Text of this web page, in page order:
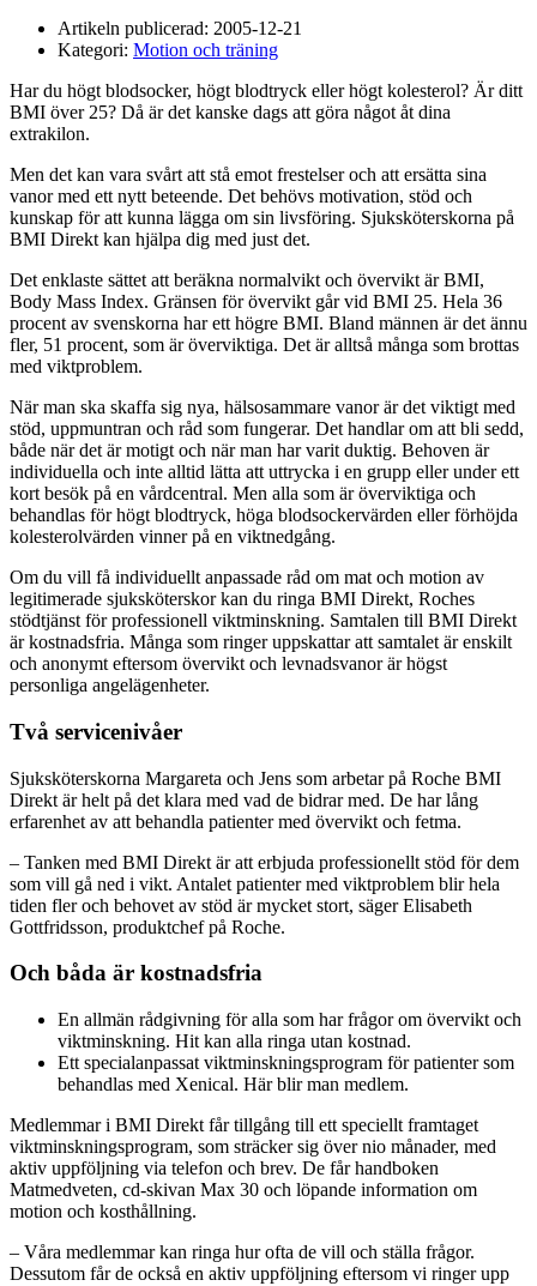
Artikeln publicerad: 2005-12-21
Kategori: Motion och träning
Har du högt blodsocker, högt blodtryck eller högt kolesterol? Är ditt
BMI över 25? Då är det kanske dags att göra något åt dina
extrakilon.
Men det kan vara svårt att stå emot frestelser och att ersätta sina
vanor med ett nytt beteende. Det behövs motivation, stöd och
kunskap för att kunna lägga om sin livsföring. Sjuksköterskorna på
BMI Direkt kan hjälpa dig med just det.
Det enklaste sättet att beräkna normalvikt och övervikt är BMI,
Body Mass Index. Gränsen för övervikt går vid BMI 25. Hela 36
procent av svenskorna har ett högre BMI. Bland männen är det ännu
fler, 51 procent, som är överviktiga. Det är alltså många som brottas
med viktproblem.
När man ska skaffa sig nya, hälsosammare vanor är det viktigt med
stöd, uppmuntran och råd som fungerar. Det handlar om att bli sedd,
både när det är motigt och när man har varit duktig. Behoven är
individuella och inte alltid lätta att uttrycka i en grupp eller under ett
kort besök på en vårdcentral. Men alla som är överviktiga och
behandlas för högt blodtryck, höga blodsockervärden eller förhöjda
kolesterolvärden vinner på en viktnedgång.
Om du vill få individuellt anpassade råd om mat och motion av
legitimerade sjuksköterskor kan du ringa BMI Direkt, Roches
stödtjänst för professionell viktminskning. Samtalen till BMI Direkt
är kostnadsfria. Många som ringer uppskattar att samtalet är enskilt
och anonymt eftersom övervikt och levnadsvanor är högst
personliga angelägenheter.
Två servicenivåer
Sjuksköterskorna Margareta och Jens som arbetar på Roche BMI
Direkt är helt på det klara med vad de bidrar med. De har lång
erfarenhet av att behandla patienter med övervikt och fetma.
– Tanken med BMI Direkt är att erbjuda professionellt stöd för dem
som vill gå ned i vikt. Antalet patienter med viktproblem blir hela
tiden fler och behovet av stöd är mycket stort, säger Elisabeth
Gottfridsson, produktchef på Roche.
Och båda är kostnadsfria
En allmän rådgivning för alla som har frågor om övervikt och
viktminskning. Hit kan alla ringa utan kostnad.
Ett specialanpassat viktminskningsprogram för patienter som
behandlas med Xenical. Här blir man medlem.
Medlemmar i BMI Direkt får tillgång till ett speciellt framtaget
viktminskningsprogram, som sträcker sig över nio månader, med
aktiv uppföljning via telefon och brev. De får handboken
Matmedveten, cd-skivan Max 30 och löpande information om
motion och kosthållning.
– Våra medlemmar kan ringa hur ofta de vill och ställa frågor.
Dessutom får de också en aktiv uppföljning eftersom vi ringer upp